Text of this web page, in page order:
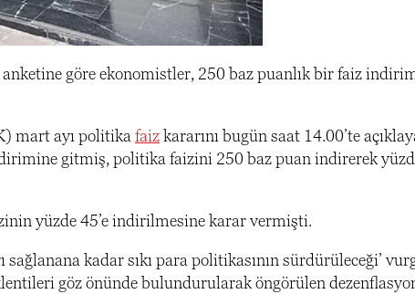
anketine göre ekonomistler, 250 baz puanlık bir faiz
mart ayı politika faizkararını bugün saat 14.00’te
gitmiş, politika faizini 250 baz puan indirerek
yüzde 45’e indirilmesine karar vermişti.
sağlanana kadar sıkı para politikasının sürdürüleceği’
göz önünde bulundurularak öngörülen